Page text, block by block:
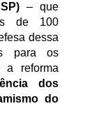
– que
de 100
dessa
para os
a reforma
dos
do